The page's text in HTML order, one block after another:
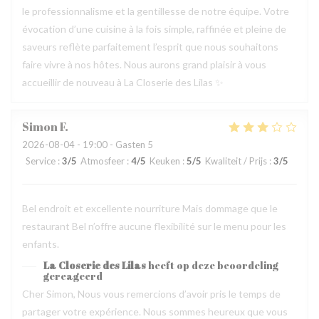
le professionnalisme et la gentillesse de notre équipe. Votre
évocation d’une cuisine à la fois simple, raffinée et pleine de
saveurs reflète parfaitement l’esprit que nous souhaitons
faire vivre à nos hôtes. Nous aurons grand plaisir à vous
accueillir de nouveau à La Closerie des Lilas ✨
SimonF
2026-08-04 - 19:00 - Gasten 5
Service : 3/5 Atmosfeer : 4/5 Keuken : 5/5 Kwaliteit / Prijs : 3/5
Bel endroit et excellente nourriture Mais dommage que le
restaurant Bel n’offre aucune flexibilité sur le menu pour les
enfants.
La Closerie des Lilasheeft op deze beoordeling
gereageerd
Cher Simon, Nous vous remercions d’avoir pris le temps de
partager votre expérience. Nous sommes heureux que vous